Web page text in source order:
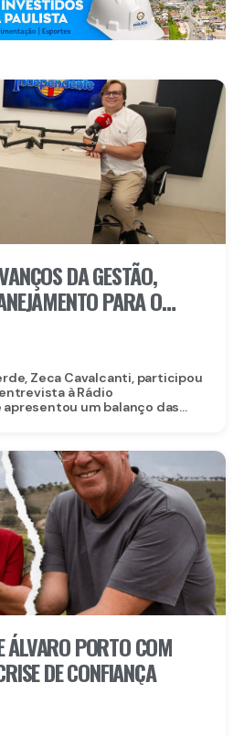
DA GESTÃO,
PARA O
Zeca Cavalcanti, participou
à Rádio
um balanço das...
PORTO COM
DE CONFIANÇA